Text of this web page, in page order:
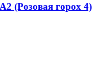
(Розовая горох 4)